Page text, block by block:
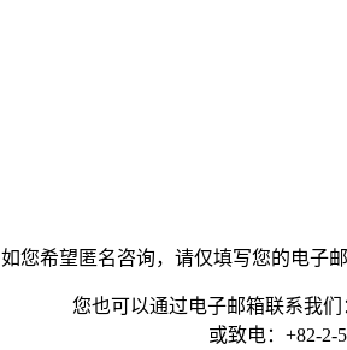
如您希望匿名咨询，请仅填写您的电子
您也可以通过电子邮箱联系我们
或致电：+82-2-